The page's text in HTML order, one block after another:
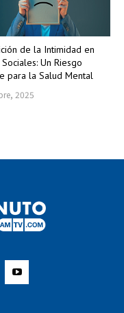
de la Intimidad en
Un Riesgo
para la Salud Mental
2025